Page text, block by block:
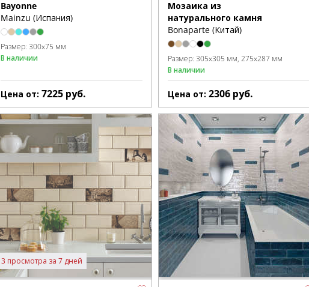
Bayonne
Mainzu (Испания)
Размер: 300x75 мм
В наличии
Цена от: 7225 руб.
Мозаика из
натурального камня
Bonaparte (Китай)
Размер:305x305 мм 275x287 мм
В наличии
Цена от:2306 руб.
3 просмотра за 7 дней